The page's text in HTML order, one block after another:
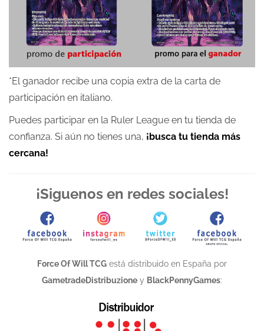
*El ganador recibe una copia extra de la carta de
participación en italiano.
Puedes participar en la Ruler League en tu tienda de
confianza. Si aún no tienes una, ¡busca tu tienda más
cercana!
¡Siguenos en redes sociales!
Force Of Will TCG está distribuido en España por
GametradeDistribuzione y BlackPennyGames: